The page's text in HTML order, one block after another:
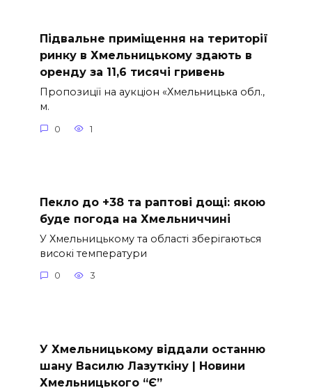
Підвальне приміщення на території
ринку в Хмельницькому здають в
оренду за 11,6 тисячі гривень
Пропозиції на аукціон «Хмельницька обл.,
м.
0 1
Пекло до +38 та раптові дощі: якою
буде погода на Хмельниччині
У Хмельницькому та області зберігаються
високі температури
0 3
У Хмельницькому віддали останню
шану Василю Лазуткіну | Новини
Хмельницького “Є”